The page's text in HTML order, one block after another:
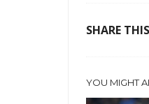
SHARE THIS
YOU MIGHT